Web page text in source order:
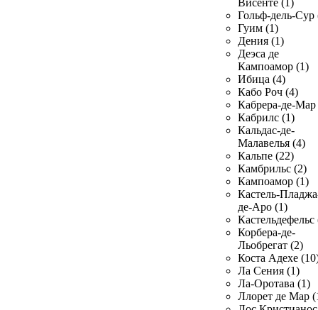
Висенте (1)
Гольф-дель-Сур
Гуим (1)
Дения (1)
Деэса де
Кампоамор (1)
Ибица (4)
Кабо Роч (4)
Кабрера-де-Мар
Кабрилс (1)
Кальдас-де-
Малавелья (4)
Кальпе (22)
Камбрильс (2)
Кампоамор (1)
Кастель-
де-Аро (1)
Кастельдефельс
Корбера-де-
Льобрегат (2)
Коста Адехе
Ла Сения (1)
Ла-Оротава (1)
Ллорет де Мар